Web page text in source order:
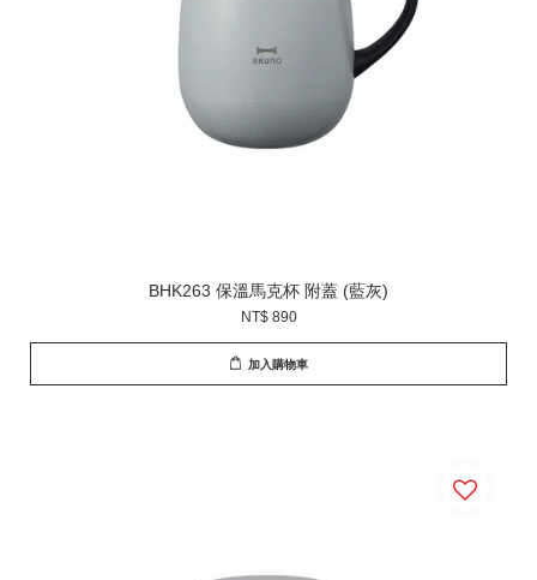
BHK263 保溫馬克杯 附蓋 (藍灰)
NT$ 890
加入購物車